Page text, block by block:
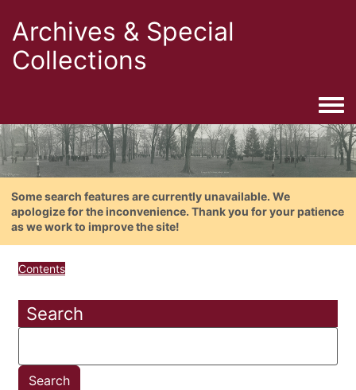
Archives & Special
Collections
Some search features are currently unavailable. We
apologize for the inconvenience. Thank you for your patience
as we work to improve the site!
Contents
Search